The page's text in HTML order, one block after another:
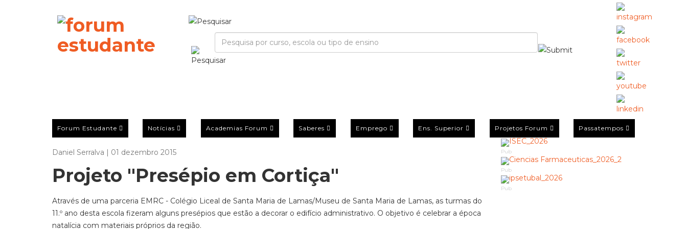
Forum Estudante Notícias Academias Forum Saberes Emprego Ens. Superior Projetos Forum Passatempos
Daniel Serralva | 01 dezembro 2015
Projeto "Presépio em Cortiça"
Através de uma parceria EMRC - Colégio Liceal de Santa Maria de Lamas/Museu de Santa Maria de Lamas, as turmas do
11.º ano desta escola fizeram alguns presépios que estão a decorar o edifício administrativo. O objetivo é celebrar a época
natalícia com materiais próprios da região.
Pub
Pub
Pub